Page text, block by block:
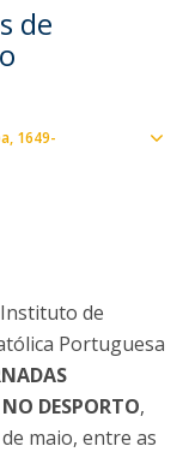
de
1649-
de
Portuguesa
DESPORTO,
maio, entre as